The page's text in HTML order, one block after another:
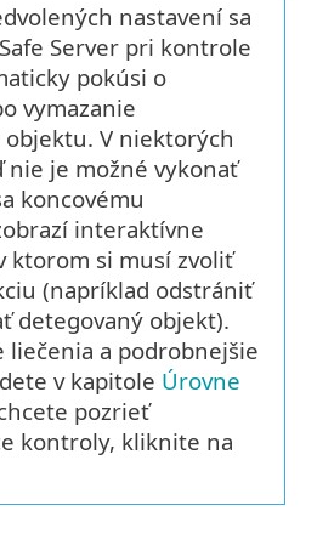
nastavení sa
Server pri kontrole
pokúsi o
vymazanie
V niektorých
nie je možné vykonať
koncovému
interaktívne
ktorom si musí zvoliť
(napríklad odstrániť
detegovaný objekt).
liečenia a podrobnejšie
v kapitole Úrovne
pozrieť
kontroly, kliknite na